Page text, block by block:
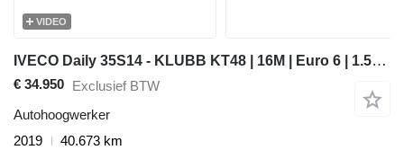
VIDEO
IVECO Daily 35S14 - KLUBB KT48 | 16M | Euro 6 | 1.592H | B License | G
€ 34.950 Exclusief BTW
Autohoogwerker
2019
40.673 km